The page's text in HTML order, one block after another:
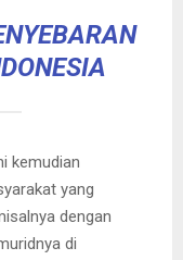
kemudian
yang
dengan
di